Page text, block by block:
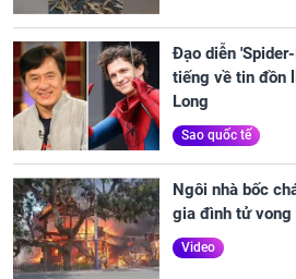
Đạo diễn
tiếng về tin đồn
Long
Sao quốc tế
Ngôi nhà bốc
gia đình tử
Video